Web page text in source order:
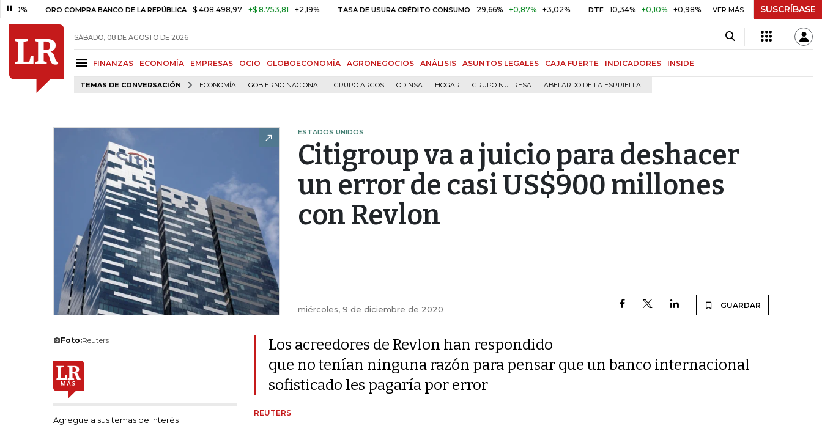
ORO COMPRA BANCO DE LA REPÚBLICA $ 408.498,97 +$ 8.753,81 +2,19% TASA DE USURA CRÉDITO CONSUMO 29,66% +0,87% +3,02% DTF 10,34% +0,10% +0,98% UVR $ 416,96 +$ 0,05 +0,01%
VER MÁS SUSCRÍBASE
SÁBADO, 08 DE AGOSTO DE 2026
FINANZAS ECONOMÍA EMPRESAS OCIO GLOBOECONOMÍA AGRONEGOCIOS ANÁLISIS ASUNTOS LEGALES CAJA FUERTE INDICADORES INSIDE
TEMAS DE CONVERSACIÓN ECONOMÍA GOBIERNO NACIONAL GRUPO ARGOS ODINSA HOGAR GRUPO NUTRESA ABELARDO DE LA ESPRIELLA
ESTADOS UNIDOS
Citigroup va a juicio para deshacer
un error de casi US$900 millones
con Revlon
miércoles, 9 de diciembre de 2020 GUARDAR
Foto:Reuters
Agregue a sus temas de interés
Los acreedores de Revlon han respondido
que no tenían ninguna razón para pensar que un banco internacional
sofisticado les pagaría por error
REUTERS